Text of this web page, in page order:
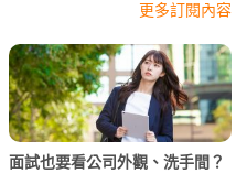
更多訂閱內容
面試也要看公司外觀、洗手間？